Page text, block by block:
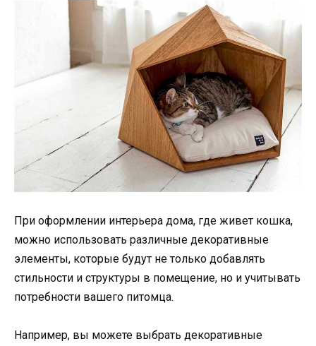
При оформлении интерьера дома, где живет кошка,
можно использовать различные декоративные
элементы, которые будут не только добавлять
стильности и структуры в помещение, но и учитывать
потребности вашего питомца.
Например, вы можете выбрать декоративные